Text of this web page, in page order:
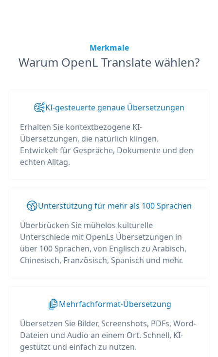
Merkmale
Warum OpenL Translate wählen?
KI-gesteuerte genaue Übersetzungen
Erhalten Sie kontextbezogene KI-
Übersetzungen, die natürlich klingen.
Entwickelt für Gespräche, Dokumente und den
echten Alltag.
Unterstützung für mehr als 100 Sprachen
Überbrücken Sie mühelos kulturelle
Unterschiede mit OpenLs Übersetzungen in
über 100 Sprachen, von Englisch zu Arabisch,
Chinesisch, Französisch, Spanisch und mehr.
Mehrfachformat-Übersetzung
Übersetzen Sie Bilder, Screenshots, PDFs, Word-
Dateien und Audio an einem Ort. Schnell, KI-
gestützt und einfach zu nutzen.